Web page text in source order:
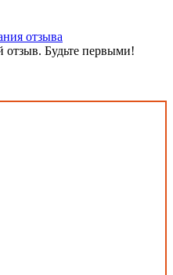
отзыва
отзыв. Будьте первыми!